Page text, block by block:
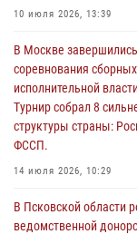
30 июля 2026, 05:10
Псковская
вневедомственной
10 июля 2026, 13:39
В Москве
соревнования
исполнительной
Турнир собрал 8
структуры страны:
ФССП.
14 июля 2026, 10:29
В Псковской области
ведомственной